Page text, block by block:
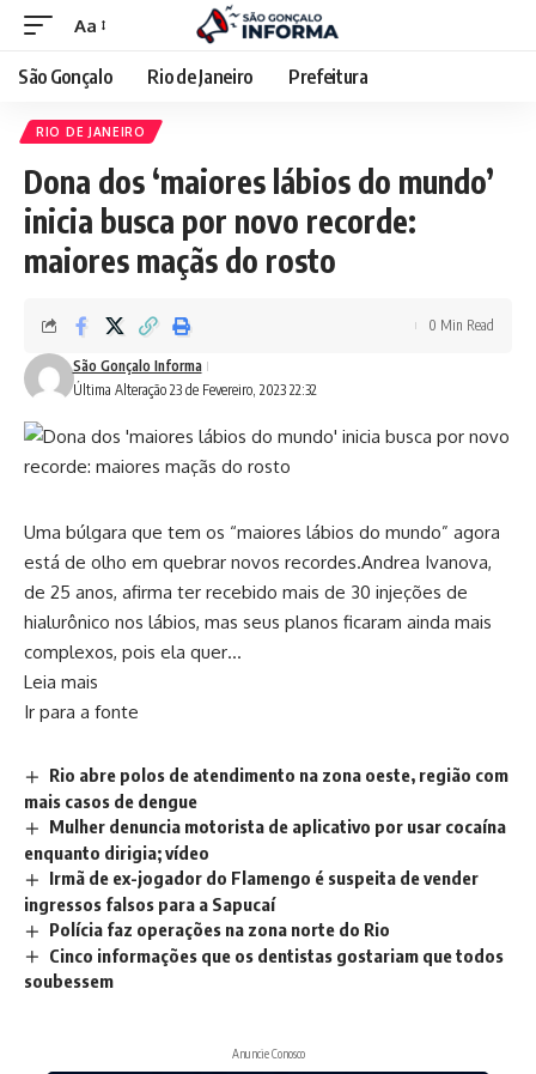
Aa
São Gonçalo Rio de Janeiro Prefeitura
RIO DE JANEIRO
Dona dos ‘maiores lábios do mundo’
inicia busca por novo recorde:
maiores maçãs do rosto
Última Alteração 23 de Fevereiro, 2023 22:32
São Gonçalo Informa
0 Min Read
Uma búlgara que tem os “maiores lábios do mundo” agora
está de olho em quebrar novos recordes.Andrea Ivanova,
de 25 anos, afirma ter recebido mais de 30 injeções de
hialurônico nos lábios, mas seus planos ficaram ainda mais
complexos, pois ela quer…
Leia mais
Ir para a fonte
Rio abre polos de atendimento na zona oeste, região com
mais casos de dengue
Mulher denuncia motorista de aplicativo por usar cocaína
enquanto dirigia; vídeo
Irmã de ex-jogador do Flamengo é suspeita de vender
ingressos falsos para a Sapucaí
Polícia faz operações na zona norte do Rio
Cinco informações que os dentistas gostariam que todos
soubessem
Anuncie Conosco